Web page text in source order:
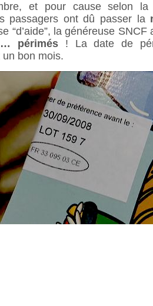
et pour cause selon
passagers ont dû passer la
“d’aide”, la généreuse
périmés ! La date de
bon mois.